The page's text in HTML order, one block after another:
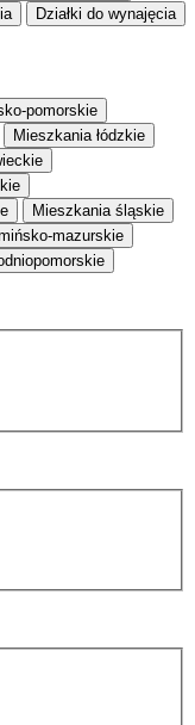
Działki do wynajęcia
pomorskie
Mieszkania łódzkie
Mieszkania śląskie
mazurskie